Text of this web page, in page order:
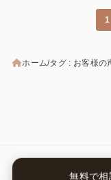
1
ホーム タグ : お客様の
無料で相